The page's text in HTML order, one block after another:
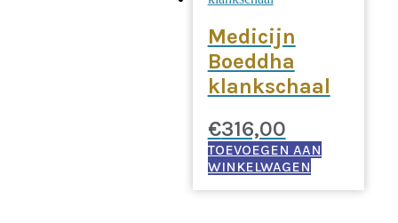
Medicijn
Boeddha
klankschaal
€316,00
TOEVOEGEN AAN
WINKELWAGEN